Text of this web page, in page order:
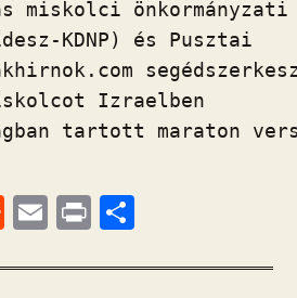
t e
g
miskolci önkormányzati
KDNP) és Pusztai
Izraelben
tartott maraton
R
d
E
ai
Pr
t za